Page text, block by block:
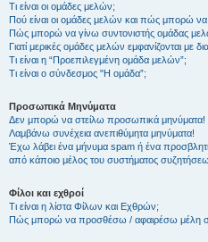
Τι είναι οι ομάδες μελών;
Πού είναι οι ομάδες μελών και πώς μπορώ
Πώς μπορώ να γίνω συντονιστής ομάδας
Γιατί μερικές ομάδες μελών εμφανίζονται με
Τι είναι η “Προεπιλεγμένη ομάδα μελών”;
Τι είναι ο σύνδεσμος "Η ομάδα”;
Προσωπικά Μηνύματα
Δεν μπορώ να στείλω προσωπικά μηνύματα!
Λαμβάνω συνέχεια ανεπιθύμητα μηνύματα!
Έχω λάβει ένα μήνυμα spam ή ένα
από κάποιο μέλος του συστήματος
Φίλοι και εχθροί
Τι είναι η λίστα Φίλων και Εχθρών;
Πώς μπορώ να προσθέσω / αφαιρέσω μέλη